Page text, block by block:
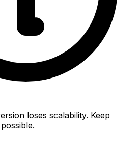
loses scalability. Keep